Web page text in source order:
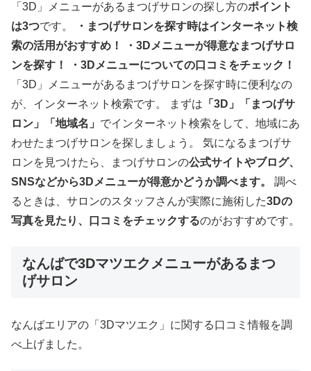
「3D」メニューがあるまつげサロンの探し方のポイント
は3つです。
・まつげサロンを探す時はインターネット検
索の活用がおすすめ！
・ 3D メニューが得意なまつげサロ
ンを探す！
・ 3D メニューについての口コミをチェック！
「3D」メニューがあるまつげサロンを探す時に便利なの
が、インターネット検索です。 まずは 「3D」「まつげサ
ロン」「地域名」 でインターネット検索をして、地域にあ
わせたまつげサロンを探しましょう。 気になるまつげサ
ロンを見つけたら、まつげサロンの公式サイトやブログ、
SNSなどから3Dメニューが得意かどうか調べます。
調べ
るときは、サロンのスタッフさんが実際に施術した3Dの
写真を見たり、口コミをチェックするのがおすすめです。
なんばで3Dマツエクメニューがあるまつ
げサロン
なんばエリアの「3Dマツエク」に関する口コミ情報を調
べ上げました。